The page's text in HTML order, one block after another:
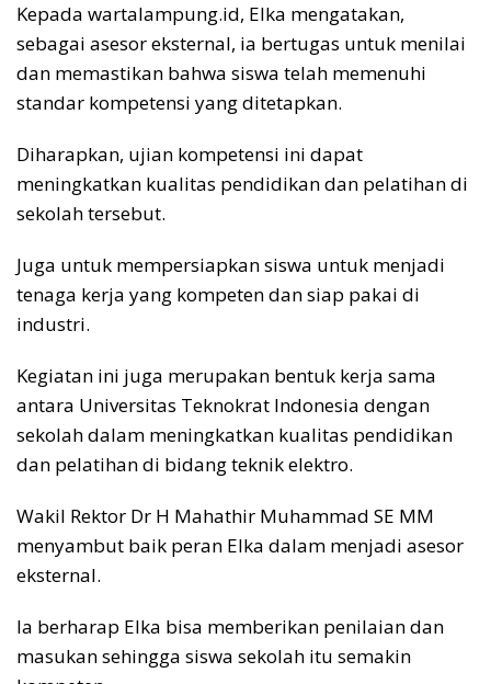
Kepada wartalampung.id, Elka mengatakan,
sebagai asesor eksternal, ia bertugas untuk menilai
dan memastikan bahwa siswa telah memenuhi
standar kompetensi yang ditetapkan.
Diharapkan, ujian kompetensi ini dapat
meningkatkan kualitas pendidikan dan pelatihan di
sekolah tersebut.
Juga untuk mempersiapkan siswa untuk menjadi
tenaga kerja yang kompeten dan siap pakai di
industri.
Kegiatan ini juga merupakan bentuk kerja sama
antara Universitas Teknokrat Indonesia dengan
sekolah dalam meningkatkan kualitas pendidikan
dan pelatihan di bidang teknik elektro.
Wakil Rektor Dr H Mahathir Muhammad SE MM
menyambut baik peran Elka dalam menjadi asesor
eksternal.
Ia berharap Elka bisa memberikan penilaian dan
masukan sehingga siswa sekolah itu semakin